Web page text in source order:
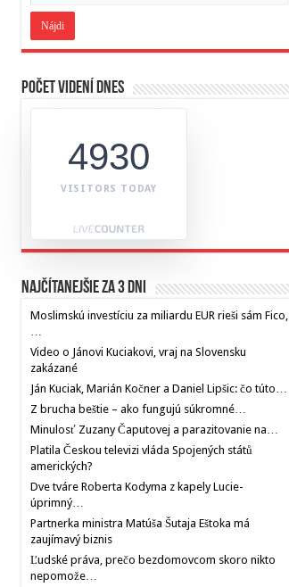
Počet videní dnes
4930
VISITORS TODAY
Najčítanejšie za 3 dni
Moslimskú investíciu za miliardu EUR rieši sám Fico,
…
Video o Jánovi Kuciakovi, vraj na Slovensku
zakázané
Ján Kuciak, Marián Kočner a Daniel Lipšic: čo túto…
Z brucha beštie – ako fungujú súkromné…
Minulosť Zuzany Čaputovej a parazitovanie na…
Platila Českou televizi vláda Spojených států
amerických?
Dve tváre Roberta Kodyma z kapely Lucie-
úprimný…
Partnerka ministra Matúša Šutaja Eštoka má
zaujímavý biznis
Ľudské práva, prečo bezdomovcom skoro nikto
nepomože…